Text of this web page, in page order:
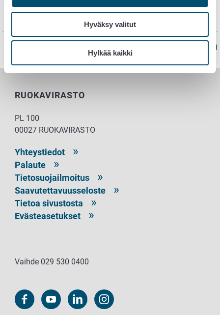
Hyväksy valitut
Hylkää kaikki
Pese raakana syötävät juurekset sekä ennen että
Sivu on viimeksi päivitetty 12.9.2023
RUOKAVIRASTO
PL 100
00027 RUOKAVIRASTO
Yhteystiedot
Palaute
Tietosuojailmoitus
Saavutettavuusseloste
Tietoa sivustosta
Evästeasetukset
Vaihde 029 530 0400